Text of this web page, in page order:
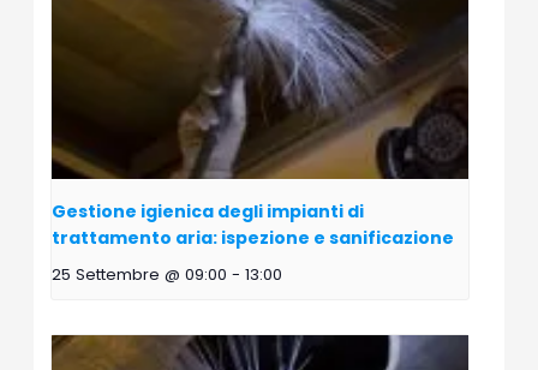
Gestione igienica degli impianti di
trattamento aria: ispezione e sanificazione
25 Settembre @ 09:00 - 13:00